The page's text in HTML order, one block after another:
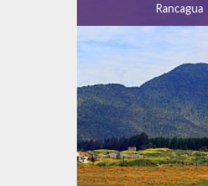
Rancagua